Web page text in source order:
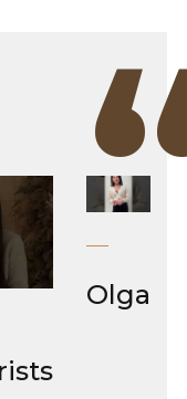
Olga